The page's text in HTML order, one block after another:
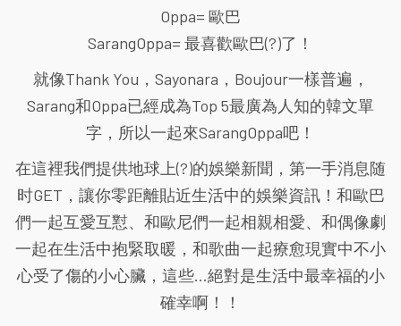
Oppa= 歐巴
SarangOppa= 最喜歡歐巴(?)了！
就像Thank You，Sayonara，Boujour一樣普遍，
Sarang和Oppa已經成為Top 5最廣為人知的韓文單
字，所以一起來SarangOppa吧！
在這裡我們提供地球上(?)的娛樂新聞，第一手消息随
时GET，讓你零距離貼近生活中的娛樂資訊！和歐巴
們一起互愛互懟、和歐尼們一起相親相愛、和偶像劇
一起在生活中抱緊取暖，和歌曲一起療愈現實中不小
心受了傷的小心臟，這些...絕對是生活中最幸福的小
確幸啊！！